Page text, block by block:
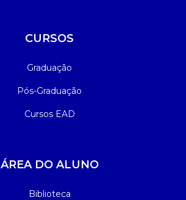
CURSOS
Graduação
Pós-Graduação
Cursos EAD
ÁREA DO ALUNO
Biblioteca